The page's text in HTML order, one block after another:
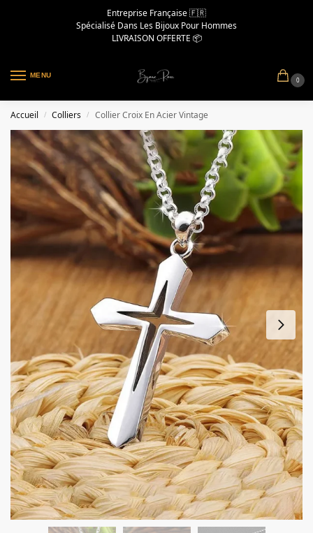
Entreprise Française 🇫🇷
Spécialisé Dans Les Bijoux Pour Hommes
LIVRAISON OFFERTE 📦
MENU
0
Accueil / Colliers / Collier Croix En Acier Vintage